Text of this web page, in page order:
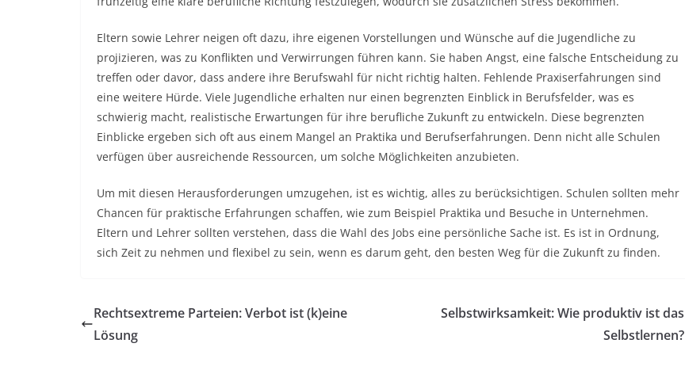
Eltern sowie Lehrer neigen oft dazu, ihre eigenen Vorstellungen und Wünsche auf die Jugendliche zu
projizieren, was zu Konflikten und Verwirrungen führen kann. Sie haben Angst, eine falsche Entscheidung zu
treffen oder davor, dass andere ihre Berufswahl für nicht richtig halten. Fehlende Praxiserfahrungen sind
eine weitere Hürde. Viele Jugendliche erhalten nur einen begrenzten Einblick in Berufsfelder, was es
schwierig macht, realistische Erwartungen für ihre berufliche Zukunft zu entwickeln. Diese begrenzten
Einblicke ergeben sich oft aus einem Mangel an Praktika und Berufserfahrungen. Denn nicht alle Schulen
verfügen über ausreichende Ressourcen, um solche Möglichkeiten anzubieten.
Um mit diesen Herausforderungen umzugehen, ist es wichtig, alles zu berücksichtigen. Schulen sollten mehr
Chancen für praktische Erfahrungen schaffen, wie zum Beispiel Praktika und Besuche in Unternehmen.
Eltern und Lehrer sollten verstehen, dass die Wahl des Jobs eine persönliche Sache ist. Es ist in Ordnung,
sich Zeit zu nehmen und flexibel zu sein, wenn es darum geht, den besten Weg für die Zukunft zu finden.
Rechtsextreme Parteien: Verbot ist (k)eine
Lösung
Selbstwirksamkeit: Wie produktiv ist das
Selbstlernen?